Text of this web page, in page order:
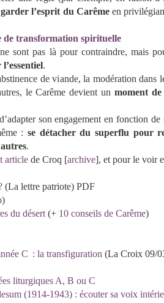
garder l’esprit du Carêmeen
de transformation spirituelle
sont pas là pour contraindre, mais
.
de viande, la modération dans
le Carême devient unmoment
son engagement en fonction de
: se détacher du superflu pour
.
article de Croq [archive], et pour le voir
(La lettre patriote) PDF
du désert (+ 10 conseils de Carême)
C : la transfiguration (La Croix 09/
liturgiques A, B ou C
(1914-1943) : écouter sa voix